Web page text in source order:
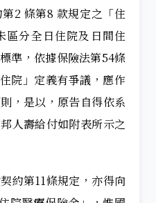
2 條第8 款規定之「住
區分全日住院及日間住
準，依據保險法第54條
院」定義有爭議，應作
，是以，原告自得依系
人壽給付如附表所示之
約第11條規定，亦得向